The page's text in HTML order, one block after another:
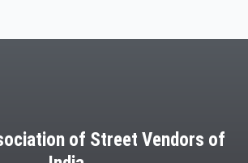
of Street Vendors of